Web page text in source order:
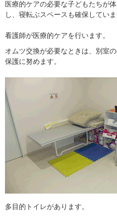
医療的ケアの必要な子どもたちが
し、寝転ぶスペースも確保していま
看護師が医療的ケアを行います。
オムツ交換が必要なときは、別室
保護に努めます。
多目的トイレがあります。